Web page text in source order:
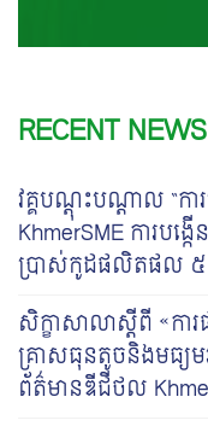
RECENT NEWS
វគ្គបណ្តុះបណ្តាល “ក
KhmerSME ការបង្ក
ប្រាស់កូដផលិតផល ៥
សិក្ខាសាលាស្តីពី «កា
គ្រាសធុនតូចនិងមធ្យម
ព័ត៌មានឌីជីថល